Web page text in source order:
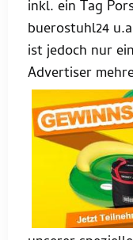
inkl. ein Tag
buerostuhl24
ist jedoch nur
Advertiser